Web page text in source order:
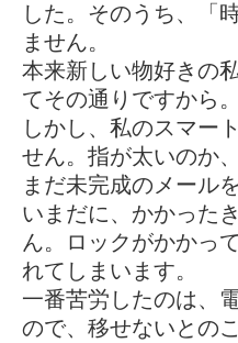
した。そのうち、「
ません。
本来新しい物好きの
てその通りですから。
しかし、私のスマー
せん。指が太いのか
まだ未完成のメール
いまだに、かかった
ん。ロックがかかっ
れてしまいます。
一番苦労したのは、
ので、移せないとの